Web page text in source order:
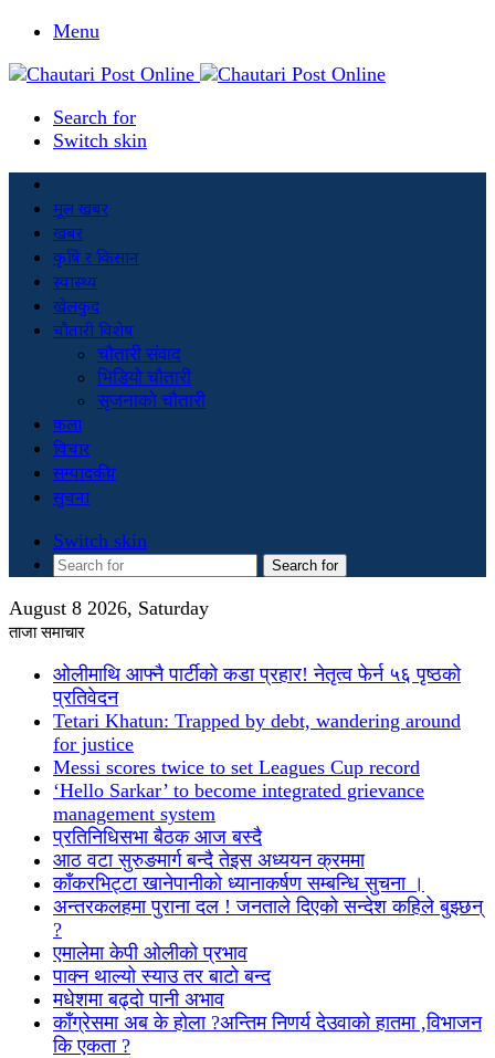
Menu
Search for
Switch skin
मूल खबर
खबर
कृषि र किसान
स्वास्थ्य
खेलकुद
चौतारी विशेष
चौतारी संवाद
भिडियो चौतारी
सृजनाको चौतारी
कला
विचार
सम्पादकीय
सुचना
Switch skin
Search for
August 8 2026, Saturday
ताजा समाचार
ओलीमाथि आफ्नै पार्टीको कडा प्रहार! नेतृत्व फेर्न ५६ पृष्ठको
प्रतिवेदन
Tetari Khatun: Trapped by debt, wandering around
for justice
Messi scores twice to set Leagues Cup record
‘Hello Sarkar’ to become integrated grievance
management system
प्रतिनिधिसभा बैठक आज बस्दै
आठ वटा सुरुङमार्ग बन्दै तेइस अध्ययन क्रममा
काँकरभिट्टा खानेपानीको ध्यानाकर्षण सम्बन्धि सुचना ।
अन्तरकलहमा पुराना दल ! जनताले दिएको सन्देश कहिले बुझ्छन्
?
एमालेमा केपी ओलीको प्रभाव
पाक्न थाल्यो स्याउ तर बाटो बन्द
मधेशमा बढ्दो पानी अभाव
काँग्रेसमा अब के होला ?अन्तिम निणर्य देउवाको हातमा ,विभाजन
कि एकता ?